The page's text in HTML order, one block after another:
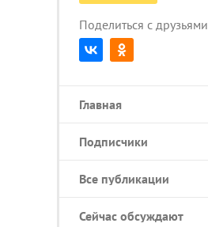
Поделиться с друзьями
Главная
Подписчики
Все публикации
Сейчас обсуждают